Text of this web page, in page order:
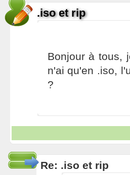
.iso et rip
Bonjour à tous,
n'ai qu'en .iso,
?
Re: .iso et rip